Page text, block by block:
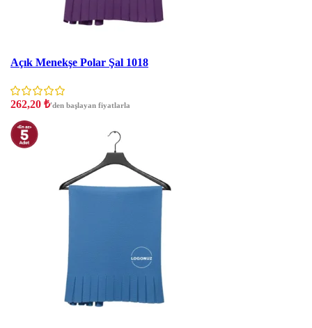
Açık Menekşe Polar Şal 1018
262,20 ₺'den başlayan fiyatlarla